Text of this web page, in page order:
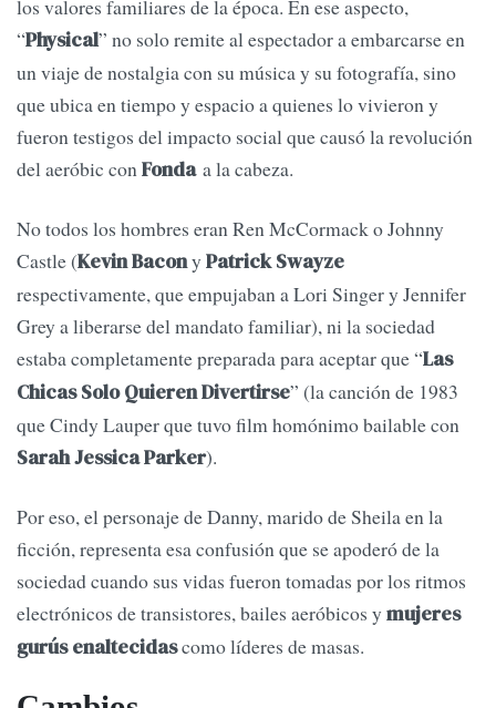
los valores familiares de la época. En ese aspecto,
“Physical” no solo remite al espectador a embarcarse en
un viaje de nostalgia con su música y su fotografía, sino
que ubica en tiempo y espacio a quienes lo vivieron y
fueron testigos del impacto social que causó la revolución
del aeróbic con Fondaa la cabeza.
No todos los hombres eran Ren McCormack o Johnny
Castle (Kevin Bacony Patrick Swayze
respectivamente, que empujaban a Lori Singer y Jennifer
Grey a liberarse del mandato familiar), ni la sociedad
estaba completamente preparada para aceptar que “Las
Chicas Solo Quieren Divertirse” (la canción de 1983
que Cindy Lauper que tuvo film homónimo bailable con
Sarah Jessica Parker).
Por eso, el personaje de Danny, marido de Sheila en la
ficción, representa esa confusión que se apoderó de la
sociedad cuando sus vidas fueron tomadas por los ritmos
electrónicos de transistores, bailes aeróbicos y mujeres
gurús enaltecidascomo líderes de masas.